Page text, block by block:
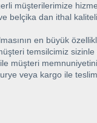
müşterilerimize
belçika dan ithal
en büyük
temsilcimiz
müşteri
veya kargo ile